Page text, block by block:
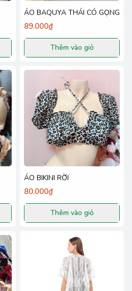
ÁO BAQUYA THÁI CÓ GỌNG
89.000₫
Thêm vào giỏ
ÁO BIKINI RỜI
80.000₫
Thêm vào giỏ